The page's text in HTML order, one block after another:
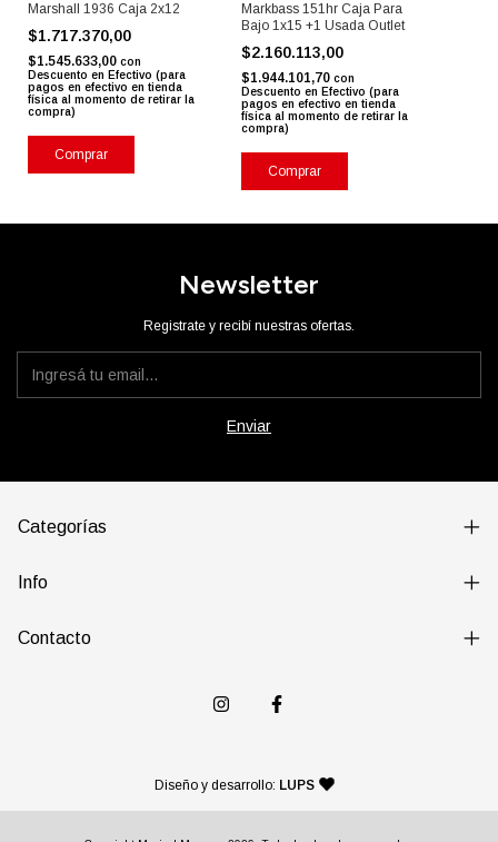
Marshall 1936 Caja 2x12
$1.717.370,00
$1.545.633,00 con
Descuento en Efectivo (para
pagos en efectivo en tienda
física al momento de retirar la
compra)
Comprar
Markbass 151hr Caja Para
Bajo 1x15 +1 Usada Outlet
$2.160.113,00
$1.944.101,70con
Descuento en Efectivo (para
pagos en efectivo en tienda
física al momento de retirar la
compra)
Comprar
Newsletter
Registrate y recibí nuestras ofertas.
Categorías
Info
Contacto
Diseño y desarrollo: LUPS — agencia de diseño y